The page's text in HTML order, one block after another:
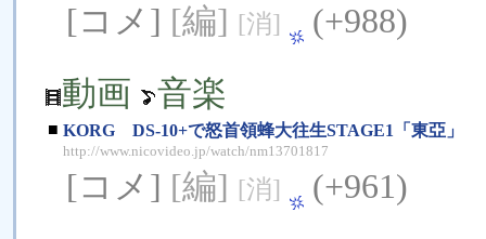
[コメ] [編] [消]
(+988)
動画
音楽
■ KORG DS-10+で怒首領蜂大往生STAGE1「東亞」
http://www.nicovideo.jp/watch/nm13701817
[コメ] [編] [消]
(+961)